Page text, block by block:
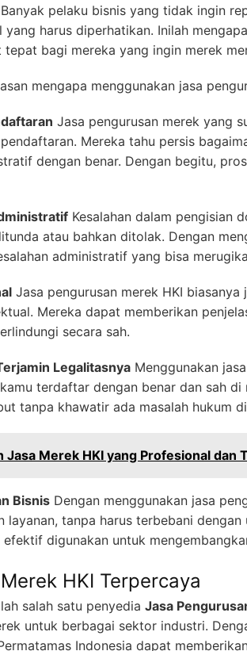
pelaku bisnis yang tidak ingin
harus diperhatikan. Inilah
tepat bagi mereka yang ingin merek
mengapa menggunakan jasa
Jasa pengurusan merek yang
Mereka tahu persis
dengan benar. Dengan begitu,
Kesalahan dalam pengisian
atau bahkan ditolak. Dengan
administratif yang bisa
Jasa pengurusan merek HKI
Mereka dapat memberikan
secara sah.
Legalitasnya Menggunakan
terdaftar dengan benar dan sah
tanpa khawatir ada masalah hukum
Jasa Merek HKI yang Profesional dan
Bisnis Dengan menggunakan jasa
layanan, tanpa harus terbebani
digunakan untuk
HKI Terpercaya
salah satu penyedia Jasa
untuk berbagai sektor industri.
Indonesia dapat